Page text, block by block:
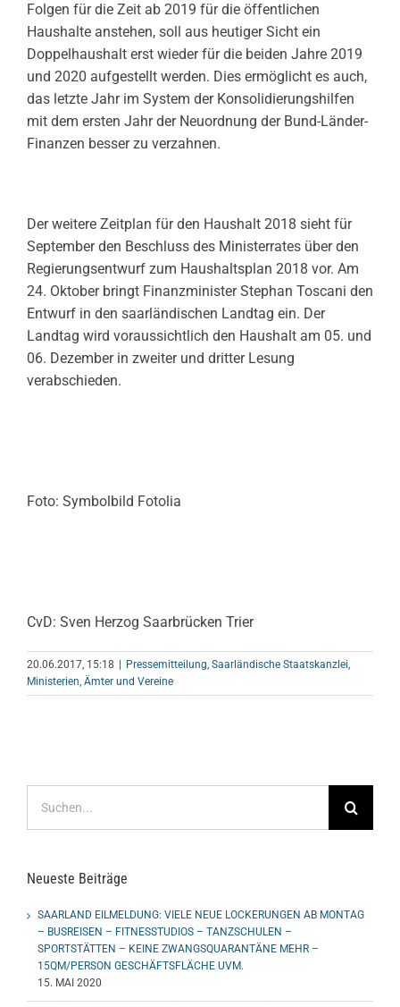
Folgen für die Zeit ab 2019 für die öffentlichen
Haushalte anstehen, soll aus heutiger Sicht ein
Doppelhaushalt erst wieder für die beiden Jahre 2019
und 2020 aufgestellt werden. Dies ermöglicht es auch,
das letzte Jahr im System der Konsolidierungshilfen
mit dem ersten Jahr der Neuordnung der Bund-Länder-
Finanzen besser zu verzahnen.
Der weitere Zeitplan für den Haushalt 2018 sieht für
September den Beschluss des Ministerrates über den
Regierungsentwurf zum Haushaltsplan 2018 vor. Am
24. Oktober bringt Finanzminister Stephan Toscani den
Entwurf in den saarländischen Landtag ein. Der
Landtag wird voraussichtlich den Haushalt am 05. und
06. Dezember in zweiter und dritter Lesung
verabschieden.
Foto: Symbolbild Fotolia
CvD: Sven Herzog Saarbrücken Trier
20.06.2017, 15:18 Pressemitteilung, Saarländische Staatskanzlei,
Ministerien, Ämter und Vereine
nach:
Neueste Beiträge
SAARLAND EILMELDUNG: VIELE NEUE LOCKERUNGEN AB MONTAG
– BUSREISEN – FITNESSTUDIOS – TANZSCHULEN –
SPORTSTÄTTEN – KEINE ZWANGSQUARANTÄNE MEHR –
15QM/PERSON GESCHÄFTSFLÄCHE UVM.
15. MAI 2020